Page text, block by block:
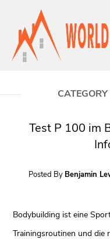
CATEGORY
Test P 100 im
Posted By Benjamin
Bodybuilding ist eine
Trainingsroutinen und die